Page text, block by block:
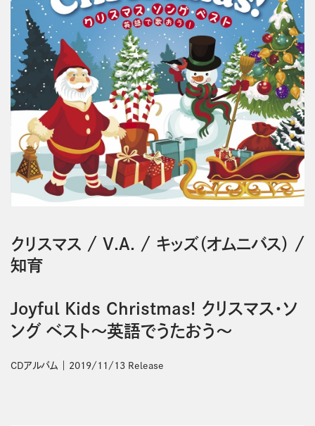
クリスマス / V.A. / キッズ（オムニバス） /
知育
Joyful Kids Christmas! クリスマス・ソ
ング ベスト～英語でうたおう～
CDアルバム 2019/11/13 Release